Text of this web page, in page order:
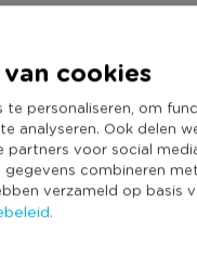
cookies
personaliseren, om
analyseren. Ook delen
voor social
gegevens combineren
verzameld op basis
Merk